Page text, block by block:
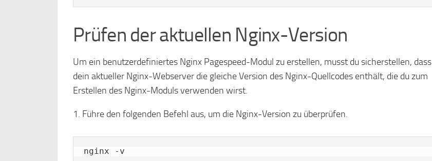
Prüfen der aktuellen Nginx-Version
Um ein benutzerdefiniertes Nginx Pagespeed-Modul zu erstellen, musst du sicherstellen, dass
dein aktueller Nginx-Webserver die gleiche Version des Nginx-Quellcodes enthält, die du zum
Erstellen des Nginx-Moduls verwenden wirst.
1. Führe den folgenden Befehl aus, um die Nginx-Version zu überprüfen.
nginx -v